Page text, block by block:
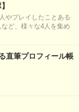
やプレイしたことある
ど、様々な4人を集め
直筆プロフィール帳